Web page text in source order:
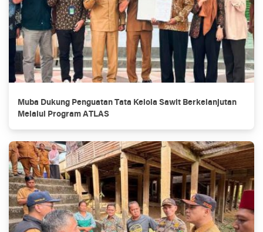
Muba Dukung Penguatan Tata Kelola Sawit Berkelanjutan
Melalui Program ATLAS